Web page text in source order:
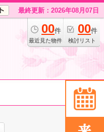
最終更新：2026年08月07日
00件
最近見た物件
00件
検討リスト